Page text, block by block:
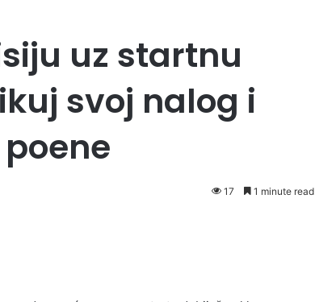
uz startnu
svoj nalog i
poene
17 1 minute read